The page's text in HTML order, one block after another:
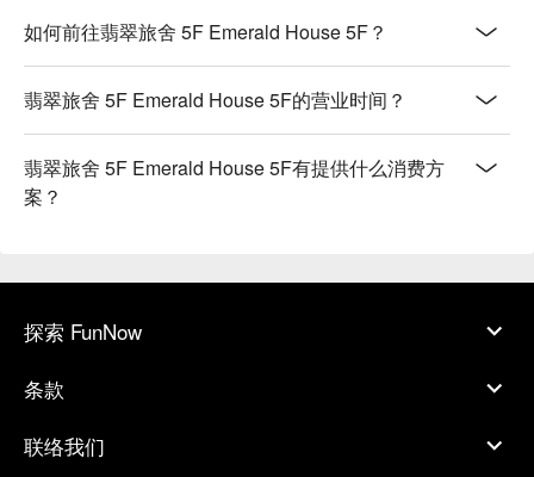
如何前往翡翠旅舍 5F Emerald House 5F？
翡翠旅舍 5F Emerald House 5F的营业时间？
翡翠旅舍 5F Emerald House 5F有提供什么消费方
案？
探索 FunNow
条款
联络我们